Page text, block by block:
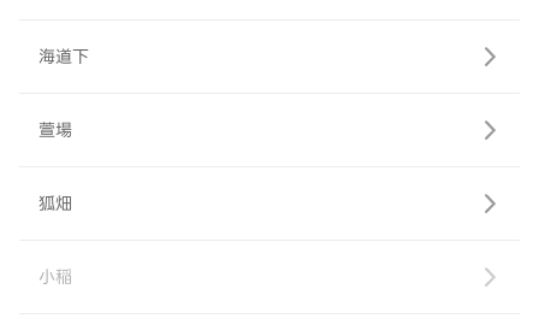
海道下
萱場
狐畑
小稲